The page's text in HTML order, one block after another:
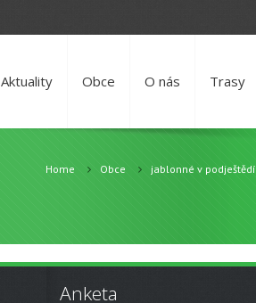
Aktuality Obce O nás Trasy
Home Obce jablonné v podještědí
Anketa